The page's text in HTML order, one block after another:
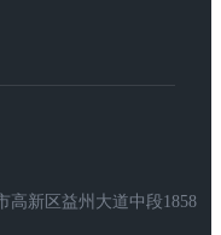
高新区益州大道中段1858